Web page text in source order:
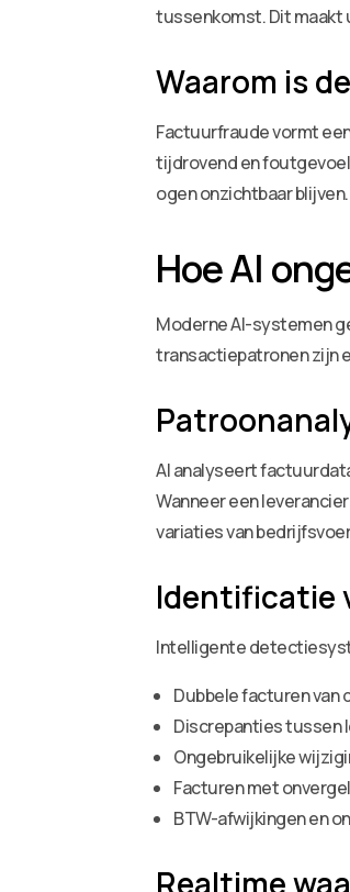
tussenkomst. Dit
Waarom is
Factuurfraude vormt
tijdrovend en
ogen onzichtbaar
Hoe AI
Moderne AI-systemen
transactiepatronen zijn
AI analyseert
Wanneer een
variaties van
Identificatie
Intelligente
Dubbele facturen
Discrepanties tussen
Ongebruikelijke
Facturen met
BTW-afwijkingen en